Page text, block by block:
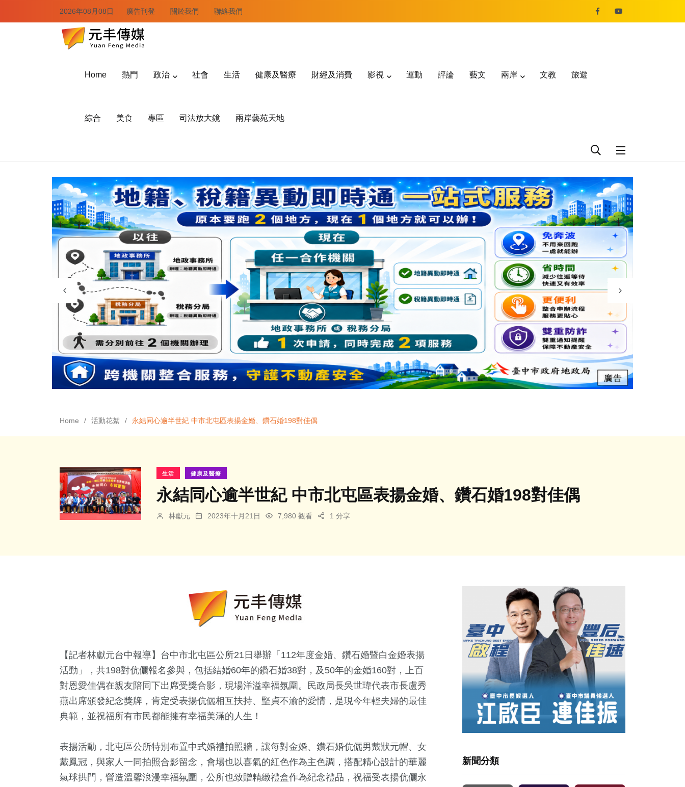
2026年08月08日 廣告刊登 關於我們 聯絡我們
Home 熱門 政治 社會 生活 健康及醫療 財經及消費 影視 運動 評論 藝文 兩岸 文教 旅遊
綜合 美食 專區 司法放大鏡 兩岸藝苑天地
Home 活動花絮 永結同心逾半世紀 中市北屯區表揚金婚、鑽石婚198對佳偶
生活 健康及醫療
永結同心逾半世紀 中市北屯區表揚金婚、鑽石婚198對佳偶
林獻元 2023年十月21日 7,980 觀看 1 分享
【記者林獻元台中報導】台中市北屯區公所21日舉辦「112年度金婚、鑽石婚暨白金婚表揚
活動」，共198對伉儷報名參與，包括結婚60年的鑽石婚38對，及50年的金婚160對，上百
對恩愛佳偶在親友陪同下出席受獎合影，現場洋溢幸福氛圍。民政局長吳世瑋代表市長盧秀
燕出席頒發紀念獎牌，肯定受表揚伉儷相互扶持、堅貞不渝的愛情，是現今年輕夫婦的最佳
典範，並祝福所有市民都能擁有幸福美滿的人生！
表揚活動，北屯區公所特別布置中式婚禮拍照牆，讓每對金婚、鑽石婚伉儷男戴狀元帽、女
戴鳳冠，與家人一同拍照合影留念，會場也以喜氣的紅色作為主色調，搭配精心設計的華麗
氣球拱門，營造溫馨浪漫幸福氛圍，公所也致贈精緻禮盒作為紀念禮品，祝福受表揚伉儷永
新聞分類